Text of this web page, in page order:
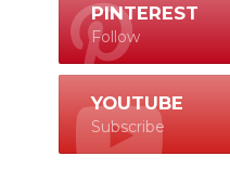
PINTEREST
Follow
YOUTUBE
Subscribe